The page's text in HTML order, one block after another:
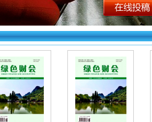
2.投稿方法：网站首页点击“在线投稿”
求逐项填写相关信息，上传word格式文档。
右上角查询，看到名字和编号为成功，看
失败。初审录用稿件，加对接编辑Q时，
《绿色财会》
文章快速发表
投
下：
http://www.zcfbkk.top/
id=7753